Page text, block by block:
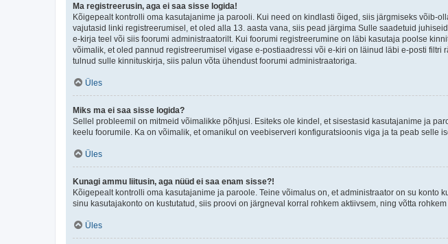
Ma registreerusin, aga ei saa sisse logida!
Kõigepealt kontrolli oma kasutajanime ja parooli. Kui need on kindlasti õiged, siis järgmiseks võib-
vajutasid linki registreerumisel, et oled alla 13. aasta vana, siis pead järgima Sulle saadetuid
e-kirja teel või siis foorumi administraatorilt. Kui foorumi registreerumine on läbi kasutaja poolse
võimalik, et oled pannud registreerumisel vigase e-postiaadressi või e-kiri on läinud läbi e-posti
tulnud sulle kinnituskirja, siis palun võta ühendust foorumi administraatoriga.
Üles
Miks ma ei saa sisse logida?
Sellel probleemil on mitmeid võimalikke põhjusi. Esiteks ole kindel, et sisestasid kasutajanime ja
keelu foorumile. Ka on võimalik, et omanikul on veebiserveri konfiguratsioonis viga ja ta peab selle
Üles
Kunagi ammu liitusin, aga nüüd ei saa enam sisse?!
Kõigepealt kontrolli oma kasutajanime ja paroole. Teine võimalus on, et administraator on su
sinu kasutajakonto on kustutatud, siis proovi on järgneval korral rohkem aktiivsem, ning võtta rohkem
Üles